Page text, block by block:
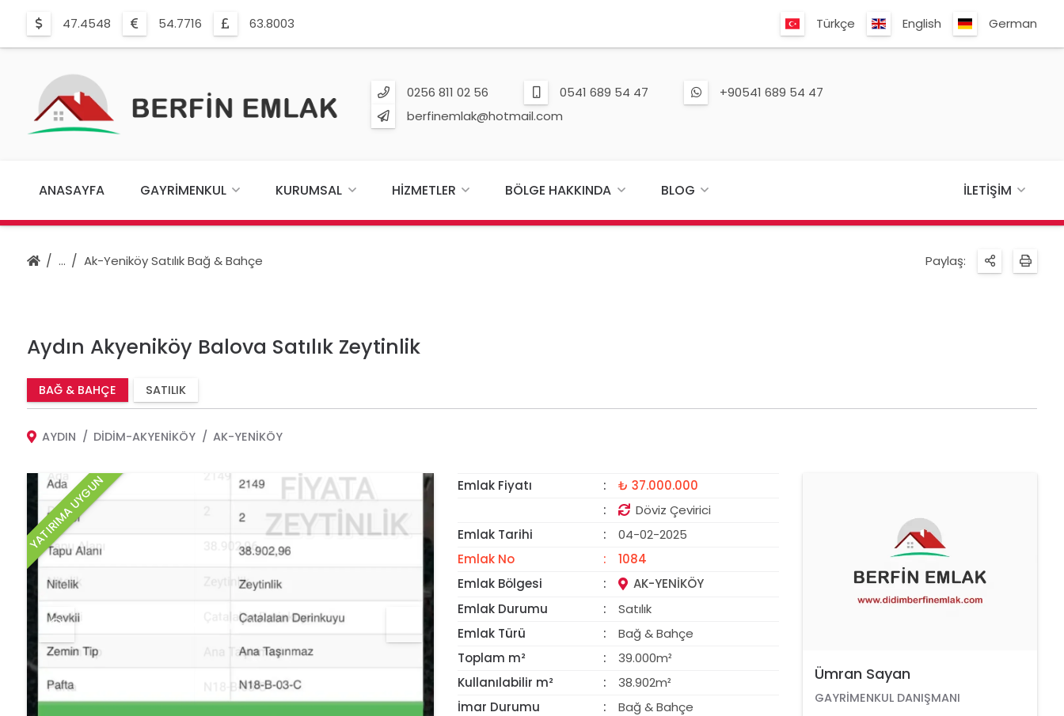
47.4548 54.7716 63.8003 Türkçe English German
0256 811 02 56 0541 689 54 47
+90541 689 54 47
berfinemlak@hotmail.com
ANASAYFA GAYRIMENKUL KURUMSAL HIZMETLER BÖLGE HAKKINDA BLOG İLETIŞIM
Ak-Yeniköy Satılık Bağ & Bahçe Paylaş:
Aydın Akyeniköy Balova Satılık Zeytinlik
BAĞ & BAHÇE SATILIK
AYDIN DIDIM-AKYENIKÖY AK-YENIKÖY
YATIRIMA UYGUN
YATIRIMA UYGUN YATIRIMA UYGUN
Emlak Fiyatı
₺ 37.000.000
Döviz Çevirici
Emlak Tarihi
04-02-2025
Emlak No
1084
Emlak Bölgesi
AK-YENIKÖY
Emlak Durumu
Satılık
Emlak Türü
Bağ & Bahçe
Toplam m²
39.000m²
Kullanılabilir m²
38.902m²
İmar Durumu
Bağ & Bahçe
Ümran Sayan
GAYRIMENKUL DANIŞMANI